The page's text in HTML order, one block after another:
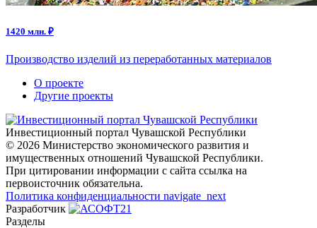
1420 млн. ₽
Производство изделий из переработанных материалов
О проекте
Другие проекты
Инвестиционный портал Чувашской Республики
© 2026 Министерство экономического развития и
имущественных отношений Чувашской Республики.
При цитировании информации с сайта ссылка на
первоисточник обязательна.
Политика конфиденциальности navigate_next
Разработчик
Разделы